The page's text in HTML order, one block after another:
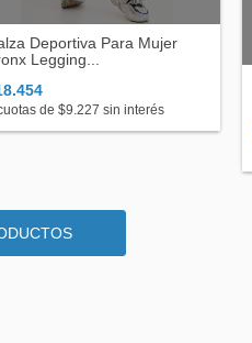
Deportiva Para Mujer
Legging...
de $9.227 sin interés